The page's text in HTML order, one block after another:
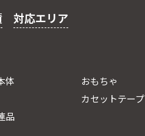
対応エリア
体 おもちゃ
カセットテープ
品